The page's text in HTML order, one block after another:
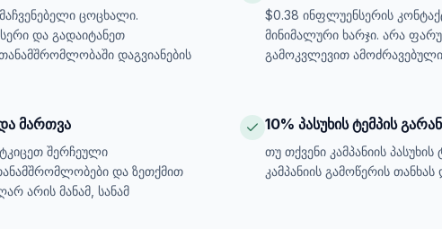
ცოცხალი.
და გადაიტანეთ
დაგვიანების
$0.38 ინფლუენსერის
მინიმალური ხარჯი. არა
გამოკვლევით
მართვა
შერჩეული
და ზეთქმით
არის მანამ, სანამ
10% პასუხის ტემპის
თუ თქვენი კამპანიის
კამპანიის გამოწერის